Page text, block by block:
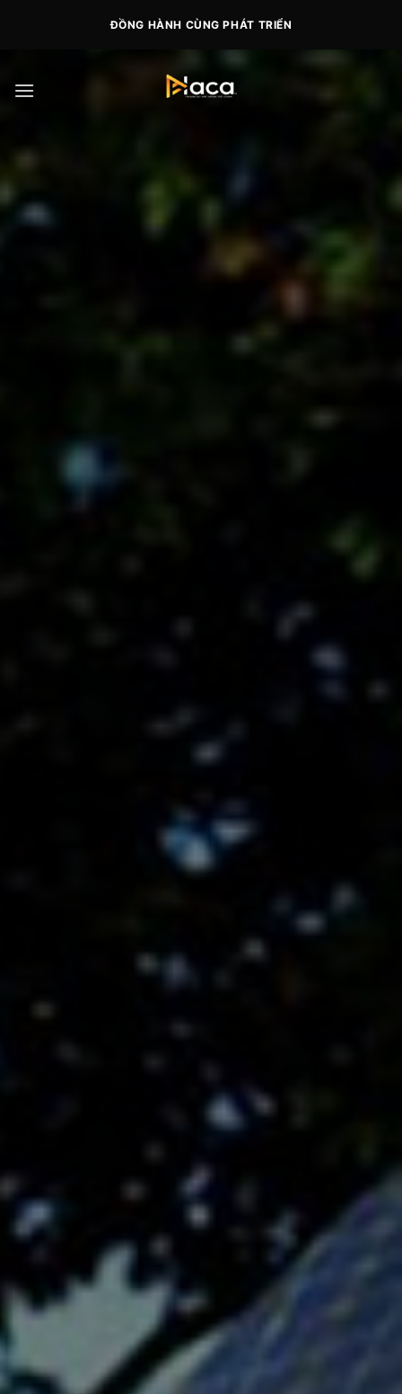
ĐỒNG HÀNH CÙNG PHÁT TRIỂN